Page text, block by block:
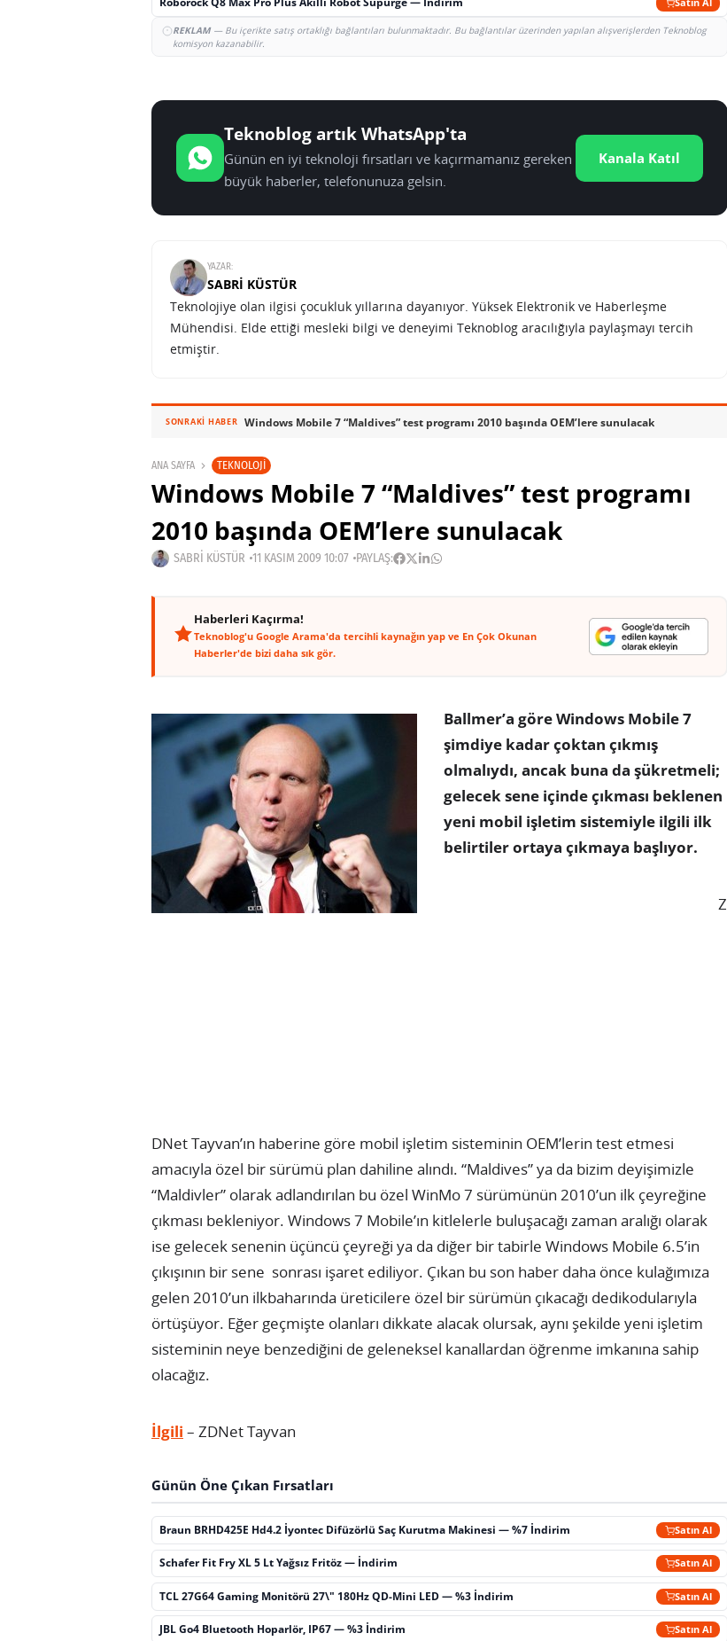
REKLAM— Bu içerikte satış ortaklığı bağlantıları bulunmaktadır. Bu bağlantılar üzerinden yapılan alışverişlerden Teknoblog
komisyon kazanabilir.
Teknoblog artık WhatsApp'ta
Günün en iyi teknoloji fırsatları ve kaçırmamanız gereken
büyük haberler, telefonunuza gelsin.
Kanala Katıl
YAZAR:
SABRI KÜSTÜR
Teknolojiye olan ilgisi çocukluk yıllarına dayanıyor. Yüksek Elektronik ve Haberleşme
Mühendisi. Elde ettiği mesleki bilgi ve deneyimi Teknoblog aracılığıyla paylaşmayı tercih
etmiştir.
SONRAKI HABER Windows Mobile 7 “Maldives” test programı 2010 başında OEM’lere sunulacak
ANA SAYFA TEKNOLOJI
Windows Mobile 7 “Maldives” test programı
2010 başında OEM’lere sunulacak
SABRI KÜSTÜR 11 KASIM 2009 10:07 PAYLAŞ:
Haberleri Kaçırma!
Teknoblog'u Google Arama'da tercihli kaynağın yap ve En Çok Okunan
Haberler'de bizi daha sık gör.
Ballmer’a göre Windows Mobile 7
şimdiye kadar çoktan çıkmış
olmalıydı, ancak buna da şükretmeli;
gelecek sene içinde çıkması beklenen
yeni mobil işletim sistemiyle ilgili ilk
belirtiler ortaya çıkmaya başlıyor.
Z
DNet Tayvan’ın haberine göre mobil işletim sisteminin OEM’lerin test etmesi
amacıyla özel bir sürümü plan dahiline alındı. “Maldives” ya da bizim deyişimizle
“Maldivler” olarak adlandırılan bu özel WinMo 7 sürümünün 2010’un ilk çeyreğine
çıkması bekleniyor. Windows 7 Mobile’ın kitlelerle buluşacağı zaman aralığı olarak
ise gelecek senenin üçüncü çeyreği ya da diğer bir tabirle Windows Mobile 6.5’in
çıkışının bir sene sonrası işaret ediliyor. Çıkan bu son haber daha önce kulağımıza
gelen 2010’un ilkbaharında üreticilere özel bir sürümün çıkacağı dedikodularıyla
örtüşüyor. Eğer geçmişte olanları dikkate alacak olursak, aynı şekilde yeni işletim
sisteminin neye benzediğini de geleneksel kanallardan öğrenme imkanına sahip
olacağız.
İlgili – ZDNet Tayvan
Günün Öne Çıkan Fırsatları
Braun BRHD425E Hd4.2 İyontec Difüzörlü Saç Kurutma Makinesi — %7 İndirim Satın Al
Schafer Fit Fry XL 5 Lt Yağsız Fritöz — İndirim Satın Al
TCL 27G64 Gaming Monitörü 27\" 180Hz QD-Mini LED — %3 İndirim Satın Al
JBL Go4 Bluetooth Hoparlör, IP67 — %3 İndirim Satın Al